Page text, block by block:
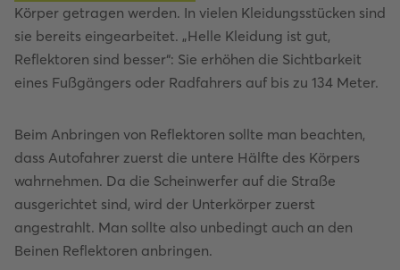
Körper getragen werden. In vielen Kleidungsstücken sind
sie bereits eingearbeitet. „Helle Kleidung ist gut,
Reflektoren sind besser“: Sie erhöhen die Sichtbarkeit
eines Fußgängers oder Radfahrers auf bis zu 134 Meter.
Beim Anbringen von Reflektoren sollte man beachten,
dass Autofahrer zuerst die untere Hälfte des Körpers
wahrnehmen. Da die Scheinwerfer auf die Straße
ausgerichtet sind, wird der Unterkörper zuerst
angestrahlt. Man sollte also unbedingt auch an den
Beinen Reflektoren anbringen.